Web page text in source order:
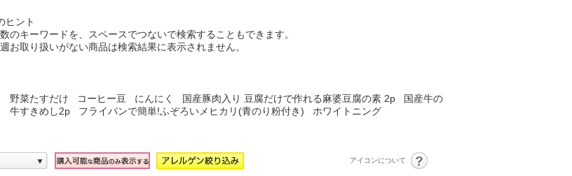
ヒント
のキーワードを、スペースでつないで検索することもできます。
お取り扱いがない商品は検索結果に表示されません。
野菜たすだけ コーヒー豆 にんにく 国産豚肉入り 豆腐だけで作れる麻婆豆腐の素 2p
国産牛の
牛すきめし2p
フライパンで簡単!ふぞろいメヒカリ(青のり粉付き) ホワイトニング
アイコンについて